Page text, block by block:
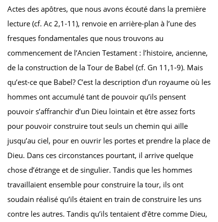
Actes des apôtres, que nous avons écouté dans la première
lecture (cf. Ac 2,1-11), renvoie en arrière-plan à l’une des
fresques fondamentales que nous trouvons au
commencement de l’Ancien Testament : l’histoire, ancienne,
de la construction de la Tour de Babel (cf. Gn 11,1-9). Mais
qu’est-ce que Babel? C’est la description d’un royaume où les
hommes ont accumulé tant de pouvoir qu’ils pensent
pouvoir s’affranchir d’un Dieu lointain et être assez forts
pour pouvoir construire tout seuls un chemin qui aille
jusqu’au ciel, pour en ouvrir les portes et prendre la place de
Dieu. Dans ces circonstances pourtant, il arrive quelque
chose d’étrange et de singulier. Tandis que les hommes
travaillaient ensemble pour construire la tour, ils ont
soudain réalisé qu’ils étaient en train de construire les uns
contre les autres. Tandis qu’ils tentaient d’être comme Dieu,